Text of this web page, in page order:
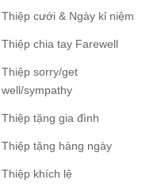
Thiệp cưới & Ngày kỉ niệm
Thiệp chia tay Farewell
Thiệp sorry/get
well/sympathy
Thiệp tặng gia đình
Thiệp tặng hàng ngày
Thiệp khích lệ